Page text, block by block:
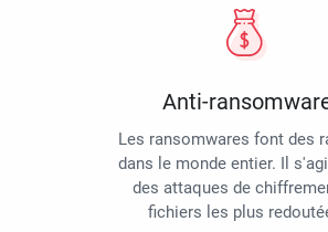
Anti-
Les ransomwares font des
dans le monde entier. Il
des attaques de
fichiers les plus